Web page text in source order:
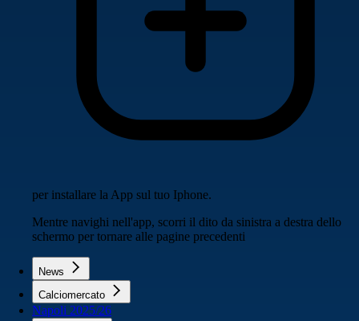
per installare la App sul tuo Iphone.
Mentre navighi nell'app, scorri il dito da sinistra a destra dello
schermo per tornare alle pagine precedenti
News
Calciomercato
Napoli 2025/26